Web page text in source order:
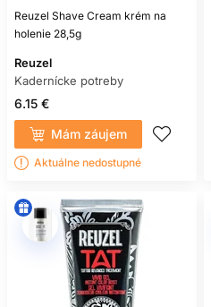
Reuzel Shave Cream krém na
holenie 28,5g
Reuzel
Kadernícke potreby
6.15 €
Mám záujem
Aktuálne nedostupné